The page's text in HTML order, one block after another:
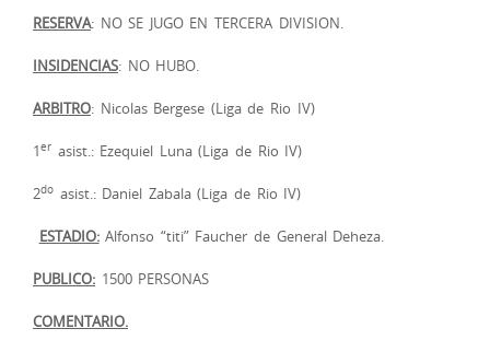
RESERVA: NO SE JUGO EN TERCERA DIVISION.
INSIDENCIAS: NO HUBO.
ARBITRO: Nicolas Bergese (Liga de Rio IV)
1er asist.: Ezequiel Luna (Liga de Rio IV)
2do asist.: Daniel Zabala (Liga de Rio IV)
ESTADIO:Alfonso “titi” Faucher de General Deheza.
PUBLICO: 1500 PERSONAS
COMENTARIO.